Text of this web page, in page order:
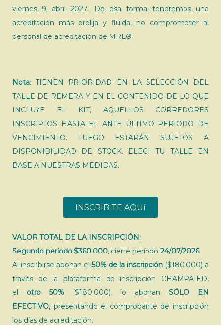
viernes 9 abril 2027. De esa forma tendremos una
acreditación más prolija y fluida, no comprometer al
personal de acreditación de MRL®
Nota: TIENEN PRIORIDAD EN LA SELECCIÓN DEL
TALLE DE REMERA Y EN EL CONTENIDO DE LO QUE
INCLUYE EL KIT, AQUELLOS CORREDORES
INSCRIPTOS HASTA EL ANTE ÚLTIMO PERIODO DE
VENCIMIENTO. LUEGO ESTARÁN SUJETOS A
DISPONIBILIDAD DE STOCK. ELEGI TU TALLE EN
BASE A NUESTRAS MEDIDAS.
INSCRIBITE AQUí
VALOR TOTAL DE LA INSCRIPCIÓN:
Segundo período $360.000, cierre período 24/07/2026
Al inscribirse abonan el 50% de la inscripción ($180.000) a
través de la plataforma de inscripción CHAMPA-ED,
el otro 50% ($180.000), lo abonan SÓLO EN
EFECTIVO, presentando el comprobante de inscripción
los días de acreditación.